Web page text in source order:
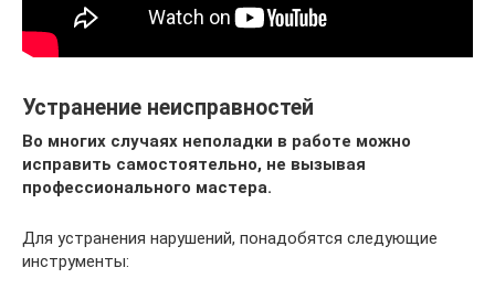
Устранение неисправностей
Во многих случаях неполадки в работе можно
исправить самостоятельно, не вызывая
профессионального мастера.
Для устранения нарушений, понадобятся следующие
инструменты: